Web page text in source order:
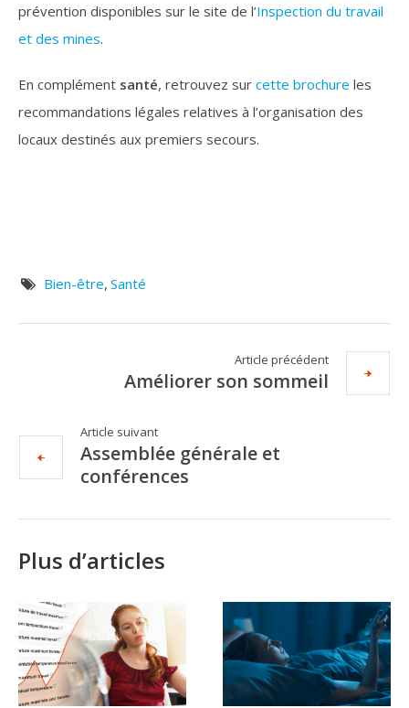
prévention disponibles sur le site de l’Inspection du travail
et des mines.
En complément santé, retrouvez sur cette brochure les
recommandations légales relatives à l’organisation des
locaux destinés aux premiers secours.
Bien-être, Santé
Article précédent
Améliorer son sommeil
Article suivant
Assemblée générale et
conférences
Plus d’articles